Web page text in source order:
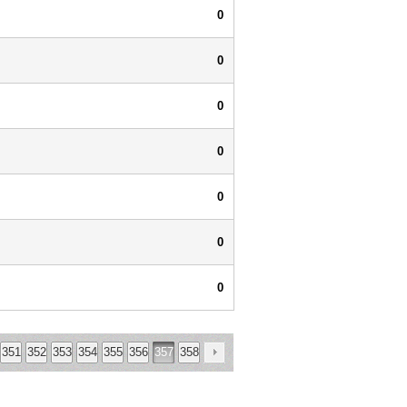
0
0
0
0
0
0
0
351 352 353 354 355 356 357 358